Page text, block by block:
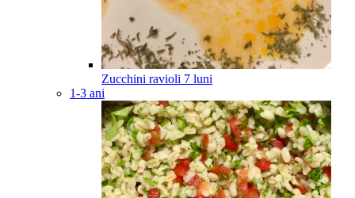
Zucchini ravioli 7 luni
1-3 ani